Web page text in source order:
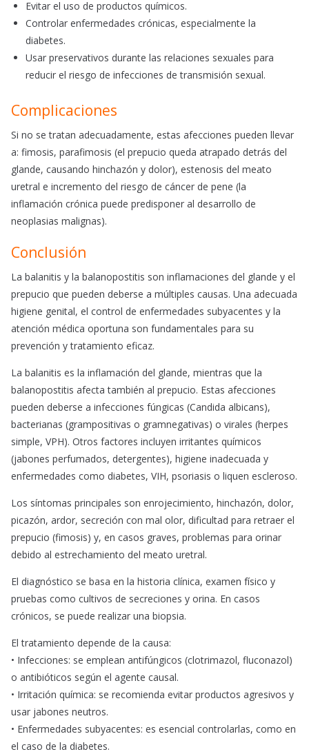
Evitar el uso de productos químicos.
Controlar enfermedades crónicas, especialmente la
diabetes.
Usar preservativos durante las relaciones sexuales para
reducir el riesgo de infecciones de transmisión sexual.
Complicaciones
Si no se tratan adecuadamente, estas afecciones pueden llevar
a: fimosis, parafimosis (el prepucio queda atrapado detrás del
glande, causando hinchazón y dolor), estenosis del meato
uretral e incremento del riesgo de cáncer de pene (la
inflamación crónica puede predisponer al desarrollo de
neoplasias malignas).
Conclusión
La balanitis y la balanopostitis son inflamaciones del glande y el
prepucio que pueden deberse a múltiples causas. Una adecuada
higiene genital, el control de enfermedades subyacentes y la
atención médica oportuna son fundamentales para su
prevención y tratamiento eficaz.
La balanitis es la inflamación del glande, mientras que la
balanopostitis afecta también al prepucio. Estas afecciones
pueden deberse a infecciones fúngicas (Candida albicans),
bacterianas (grampositivas o gramnegativas) o virales (herpes
simple, VPH). Otros factores incluyen irritantes químicos
(jabones perfumados, detergentes), higiene inadecuada y
enfermedades como diabetes, VIH, psoriasis o liquen escleroso.
Los síntomas principales son enrojecimiento, hinchazón, dolor,
picazón, ardor, secreción con mal olor, dificultad para retraer el
prepucio (fimosis) y, en casos graves, problemas para orinar
debido al estrechamiento del meato uretral.
El diagnóstico se basa en la historia clínica, examen físico y
pruebas como cultivos de secreciones y orina. En casos
crónicos, se puede realizar una biopsia.
El tratamiento depende de la causa:
• Infecciones: se emplean antifúngicos (clotrimazol, fluconazol)
o antibióticos según el agente causal.
• Irritación química: se recomienda evitar productos agresivos y
usar jabones neutros.
• Enfermedades subyacentes: es esencial controlarlas, como en
el caso de la diabetes.